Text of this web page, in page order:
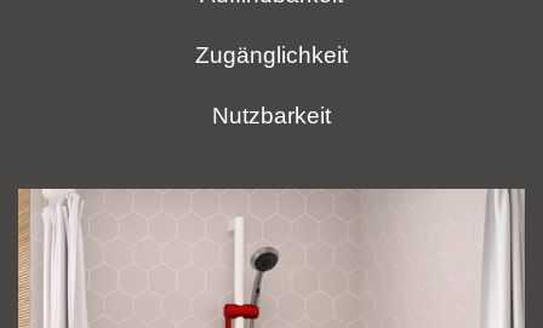
Zugänglichkeit
Nutzbarkeit